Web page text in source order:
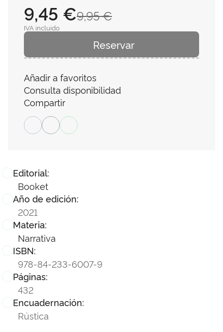
Editorial:
Booket
Año de edición:
2021
Materia:
Narrativa
ISBN:
978-84-233-6007-9
Páginas:
432
Encuadernación:
Rústica
9,95 €
9,45 €
IVA incluido
Reservar
Añadir a favoritos
Consulta disponibilidad
Compartir